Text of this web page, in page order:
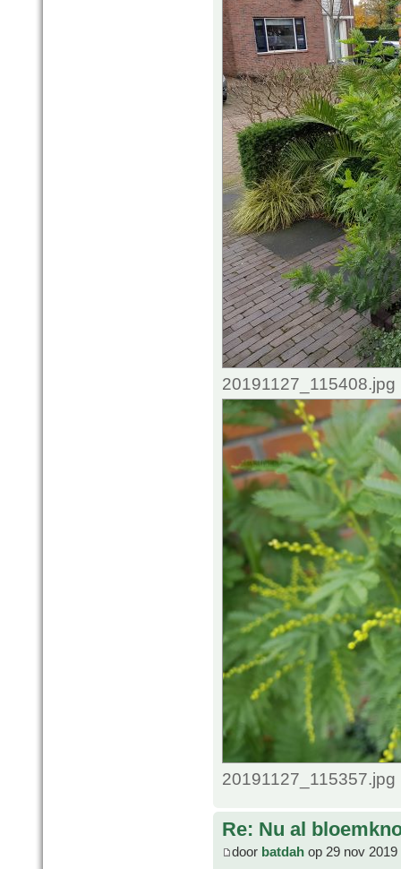
Re: Nu al
door batdah op 29 nov 2019